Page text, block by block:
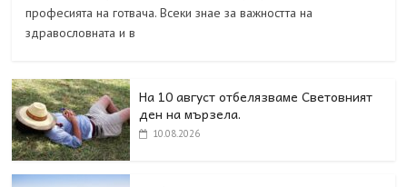
професията на готвача. Всеки знае за важността на
здравословната и в
На 10 август отбелязваме Световният
ден на мързела.
10.08.2026